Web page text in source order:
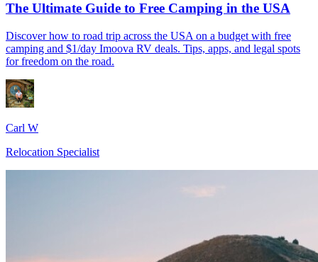
The Ultimate Guide to Free Camping in the USA
Discover how to road trip across the USA on a budget with free
camping and $1/day Imoova RV deals. Tips, apps, and legal spots
for freedom on the road.
Carl W
Relocation Specialist